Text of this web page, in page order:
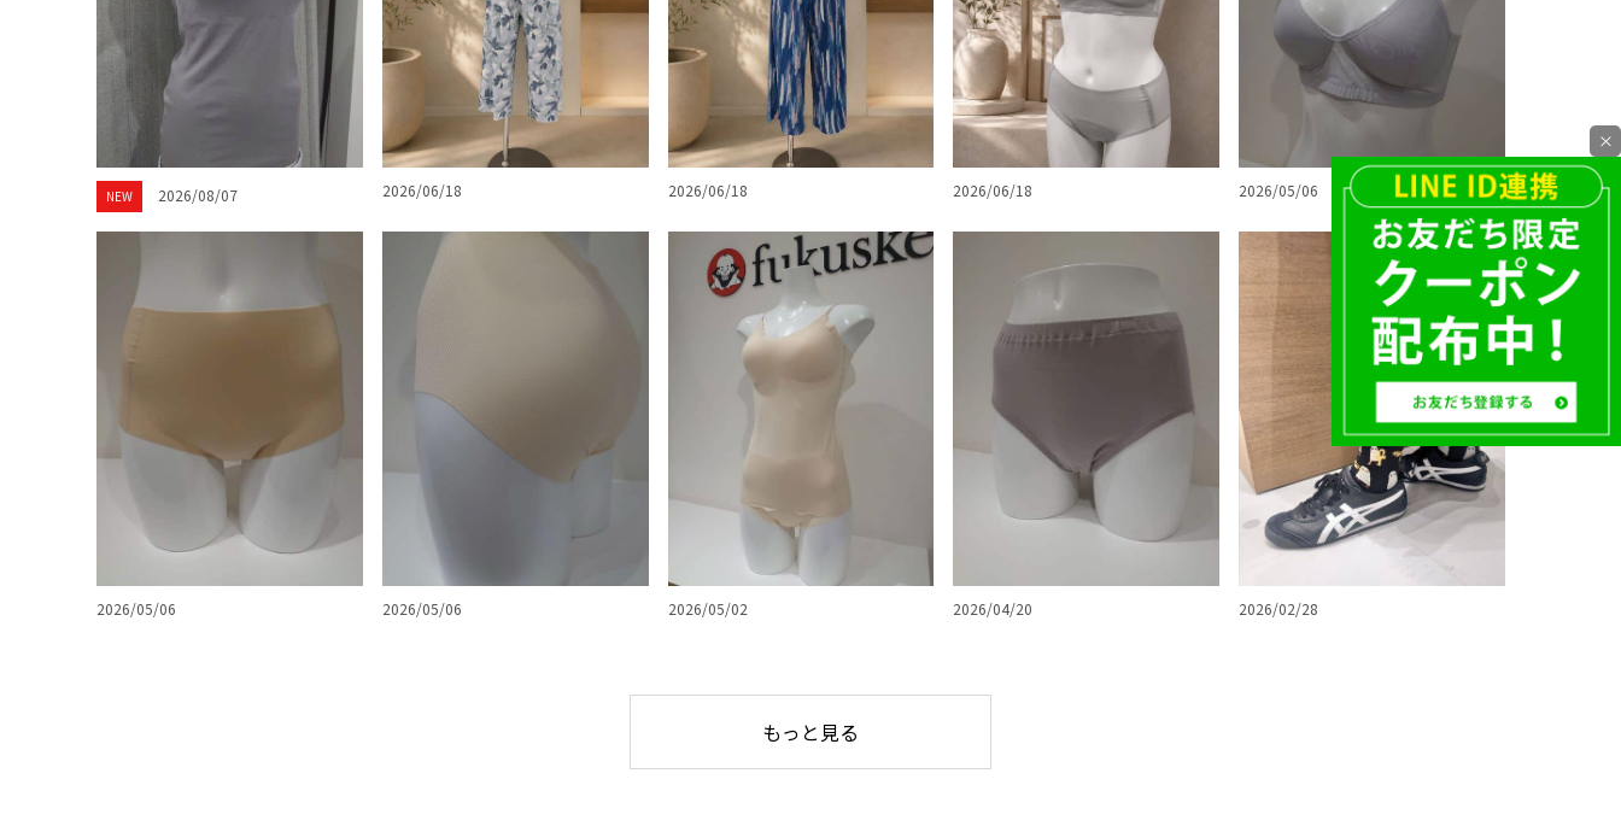
NEW 2026/08/07 2026/06/18 2026/06/18 2026/06/18 2026/05/06
2026/05/06 2026/05/06 2026/05/02 2026/04/20 2026/02/28
もっと見る
×